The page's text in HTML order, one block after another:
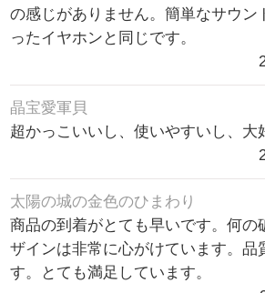
の感じがありません。簡単なサウン
ったイヤホンと同じです。
晶宝愛軍貝
超かっこいいし、使いやすいし、大
太陽の城の金色のひまわり
商品の到着がとても早いです。何の
ザインは非常に心がけています。品
す。とても満足しています。